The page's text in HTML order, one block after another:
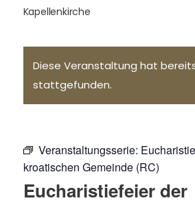
Kapellenkirche
Diese Veranstaltung hat
stattgefunden.
Veranstaltungsserie:
kroatischen Gemeinde (RC)
Eucharistiefeier der